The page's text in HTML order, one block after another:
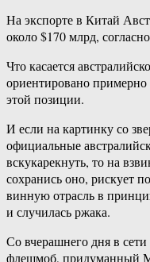
На экспорте в Китай
около $170 млрд,
Что касается
ориентировано примерно
этой позиции.
И если на картинку со
официальные
вскукарекнуть, то на
сохранись оно, рискует
винную отрасль в
и случилась ржака.
Со вчерашнего дня в
флешмоб, придуманный